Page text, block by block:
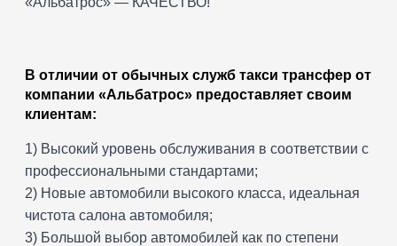
В отличии от обычных служб такси трансфер от
компании «Альбатрос» предоставляет своим
клиентам:
1) Высокий уровень обслуживания в соответствии с
профессиональными стандартами;
2) Новые автомобили высокого класса, идеальная
чистота салона автомобиля;
3) Большой выбор автомобилей как по степени